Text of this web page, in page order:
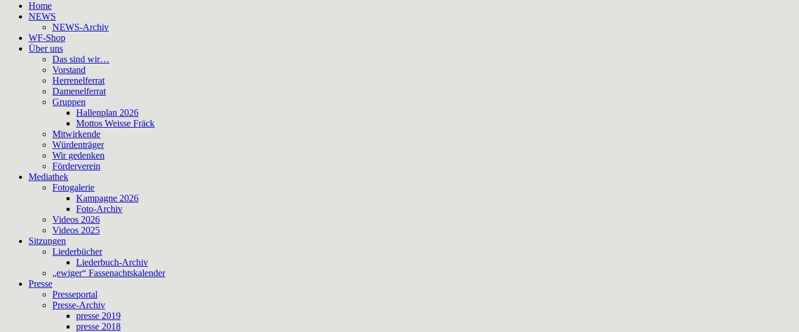
Home
NEWS
NEWS-Archiv
WF-Shop
Über uns
Das sind wir…
Vorstand
Herrenelferrat
Damenelferrat
Gruppen
Hallenplan 2026
Mottos Weisse Fräck
Mitwirkende
Würdenträger
Wir gedenken
Förderverein
Mediathek
Fotogalerie
Kampagne 2026
Foto-Archiv
Videos 2026
Videos 2025
Sitzungen
Liederbücher
Liederbuch-Archiv
„ewiger“ Fassenachtskalender
Presse
Presseportal
Presse-Archiv
presse 2019
presse 2018